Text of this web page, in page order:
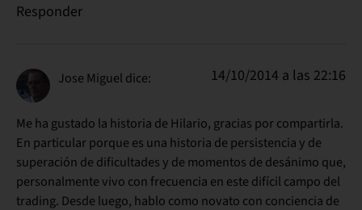
Responder
Jose Miguel dice: 14/10/2014 a las 22:16
Me ha gustado la historia de Hilario, gracias por compartirla.
En particular porque es una historia de persistencia y de
superación de dificultades y de momentos de desánimo que,
personalmente vivo con frecuencia en este difícil campo del
trading. Desde luego, hablo como novato con conciencia de